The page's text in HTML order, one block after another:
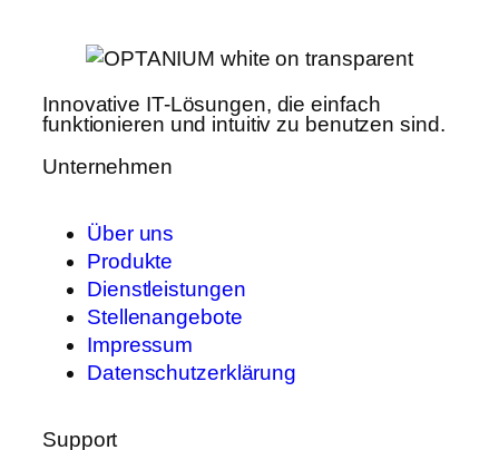
Innovative IT-Lösungen, die einfach
funktionieren und intuitiv zu benutzen sind.
Unternehmen
Über uns
Produkte
Dienstleistungen
Stellenangebote
Impressum
Datenschutzerklärung
Support